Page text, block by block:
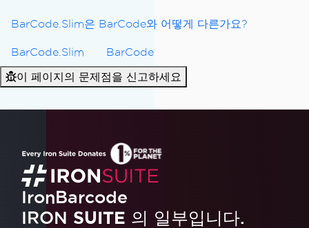
BarCode.Slim은 BarCode와 어떻게 다른가요?
BarCode.Slim BarCode
이 페이지의 문제점을 신고하세요
IronBarcode
IRON SUITE 의 일부입니다.